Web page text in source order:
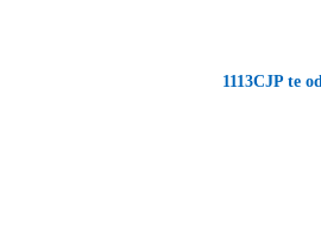
1113CJP te